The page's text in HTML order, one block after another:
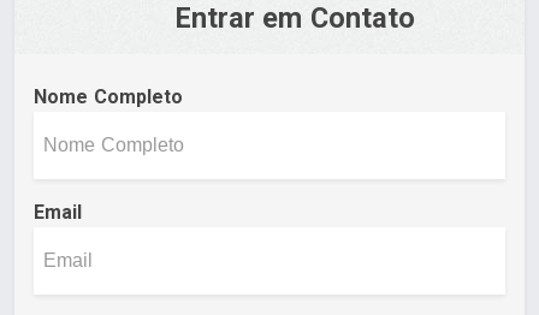
Entrar em Contato
Nome Completo
Email